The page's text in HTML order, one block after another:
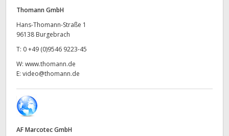
Singapore
Spain
Sweden
Turkey
Thomann GmbH
Hans-Thomann-Straße 1
96138 Burgebrach
T: 0 +49 (0)9546 9223-45
W: www.thomann.de
E: video@thomann.de
AF Marcotec GmbH